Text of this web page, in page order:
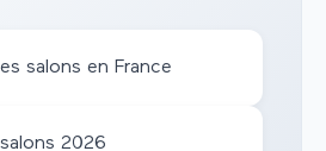
salons en France
2026